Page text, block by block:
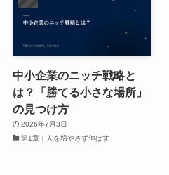
中小企業のニッチ戦略と
は？「勝てる小さな場所」
の見つけ方
2026年7月3日
第1章｜人を増やさず伸ばす